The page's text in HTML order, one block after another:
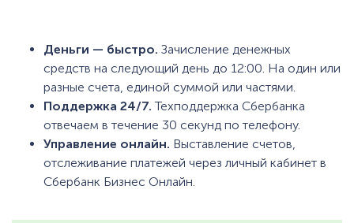
Деньги — быстро. Зачисление денежных
средств на следующий день до 12:00. На один или
разные счета, единой суммой или частями.
Поддержка 24/7. Техподдержка Сбербанка
отвечаем в течение 30 секунд по телефону.
Управление онлайн. Выставление счетов,
отслеживание платежей через личный кабинет в
Сбербанк Бизнес Онлайн.